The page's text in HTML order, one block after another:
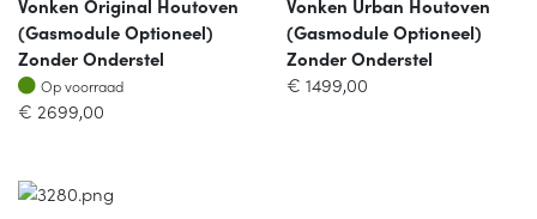
(gasmodule Optioneel)
Zonder Onderstel
Op voorraad
Op voorraad
€ 2699,00
(gasmodule Optioneel)
Zonder Onderstel
€ 1499,00